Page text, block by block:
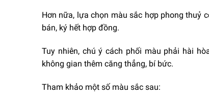
Hơn nữa, lựa chọn màu sắc hợp phong thuỷ
bán, ký hết hợp đồng.
Tuy nhiên, chú ý cách phối màu phải hài
không gian thêm căng thẳng, bí bức.
Tham khảo một số màu sắc sau: